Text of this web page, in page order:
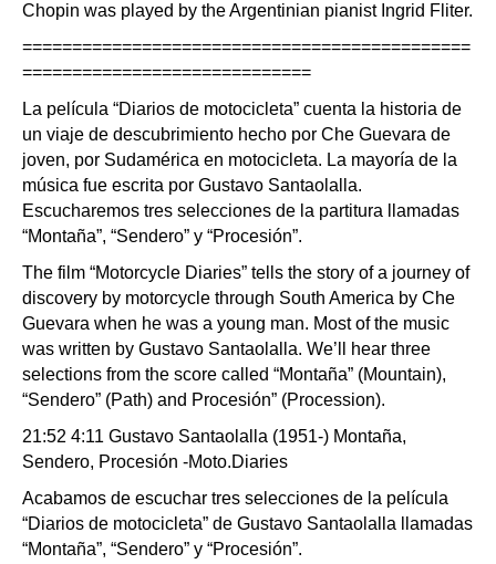
Chopin was played by the Argentinian pianist Ingrid Fliter.
=============================================
=============================
La película “Diarios de motocicleta” cuenta la historia de
un viaje de descubrimiento hecho por Che Guevara de
joven, por Sudamérica en motocicleta. La mayoría de la
música fue escrita por Gustavo Santaolalla.
Escucharemos tres selecciones de la partitura llamadas
“Montaña”, “Sendero” y “Procesión”.
The film “Motorcycle Diaries” tells the story of a journey of
discovery by motorcycle through South America by Che
Guevara when he was a young man. Most of the music
was written by Gustavo Santaolalla. We’ll hear three
selections from the score called “Montaña” (Mountain),
“Sendero” (Path) and Procesión” (Procession).
21:52 4:11 Gustavo Santaolalla (1951-) Montaña,
Sendero, Procesión -Moto.Diaries
Acabamos de escuchar tres selecciones de la película
“Diarios de motocicleta” de Gustavo Santaolalla llamadas
“Montaña”, “Sendero” y “Procesión”.